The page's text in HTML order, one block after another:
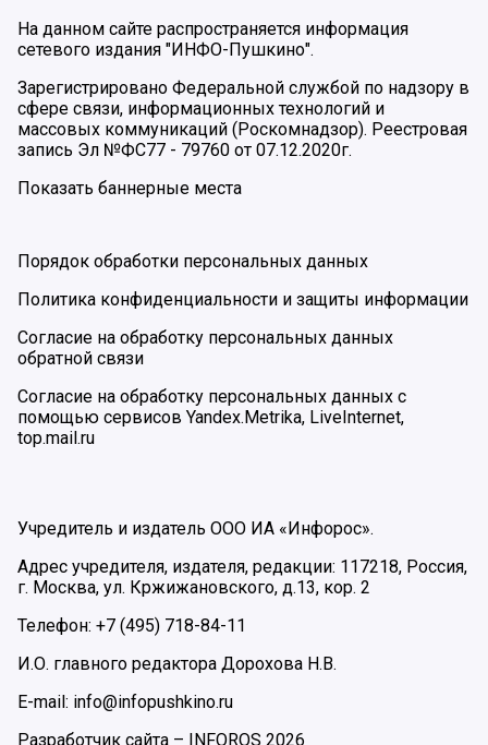
На данном сайте распространяется информация
сетевого издания "ИНФО-Пушкино".
Зарегистрировано Федеральной службой по надзору в
сфере связи, информационных технологий и
массовых коммуникаций (Роскомнадзор). Реестровая
запись Эл №ФС77 - 79760 от 07.12.2020г.
Показать баннерные места
Порядок обработки персональных данных
Политика конфиденциальности и защиты информации
Согласие на обработку персональных данных
обратной связи
Согласие на обработку персональных данных с
помощью сервисов Yandex.Metrika, LiveInternet,
top.mail.ru
Учредитель и издатель ООО ИА «Инфорос».
Адрес учредителя, издателя, редакции: 117218, Россия,
г. Москва, ул. Кржижановского, д.13, кор. 2
Телефон: +7 (495) 718-84-11
И.О. главного редактора Дорохова Н.В.
E-mail: info@infopushkino.ru
Разработчик сайта – INFOROS 2026